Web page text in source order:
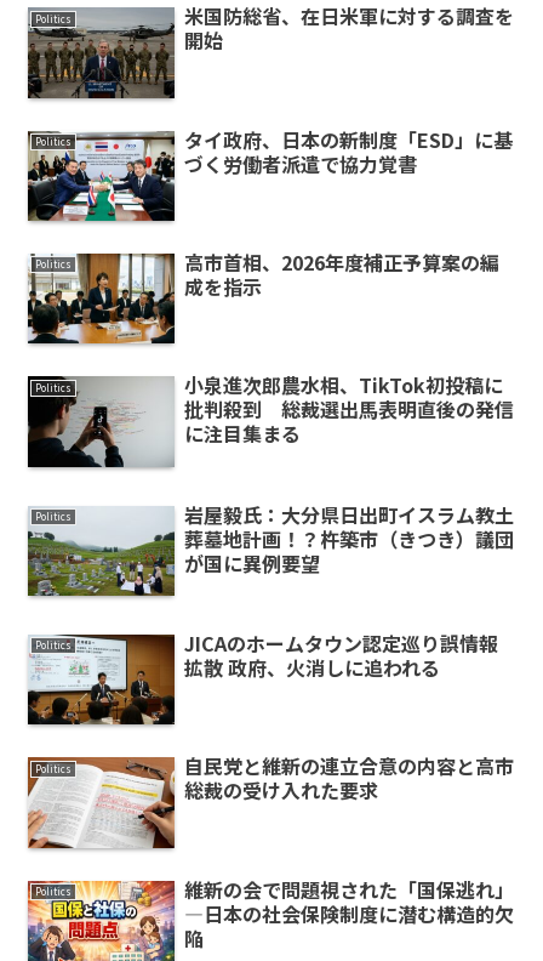
Politics
米国防総省、在日米軍に対する調査を
開始
Politics
タイ政府、日本の新制度「ESD」に基
づく労働者派遣で協力覚書
Politics
高市首相、2026年度補正予算案の編
成を指示
Politics
小泉進次郎農水相、TikTok初投稿に
批判殺到 総裁選出馬表明直後の発信
に注目集まる
Politics
岩屋毅氏：大分県日出町イスラム教土
葬墓地計画！？杵築市（きつき）議団
が国に異例要望
Politics
JICAのホームタウン認定巡り誤情報
拡散 政府、火消しに追われる
Politics
自民党と維新の連立合意の内容と高市
総裁の受け入れた要求
Politics
維新の会で問題視された「国保逃れ」
―日本の社会保険制度に潜む構造的欠
陥